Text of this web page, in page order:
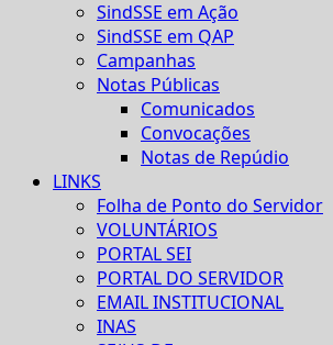
SindSSE em Ação
SindSSE em QAP
Campanhas
Notas Públicas
Comunicados
Convocações
Notas de Repúdio
LINKS
Folha de Ponto do Servidor
VOLUNTÁRIOS
PORTAL SEI
PORTAL DO SERVIDOR
EMAIL INSTITUCIONAL
INAS